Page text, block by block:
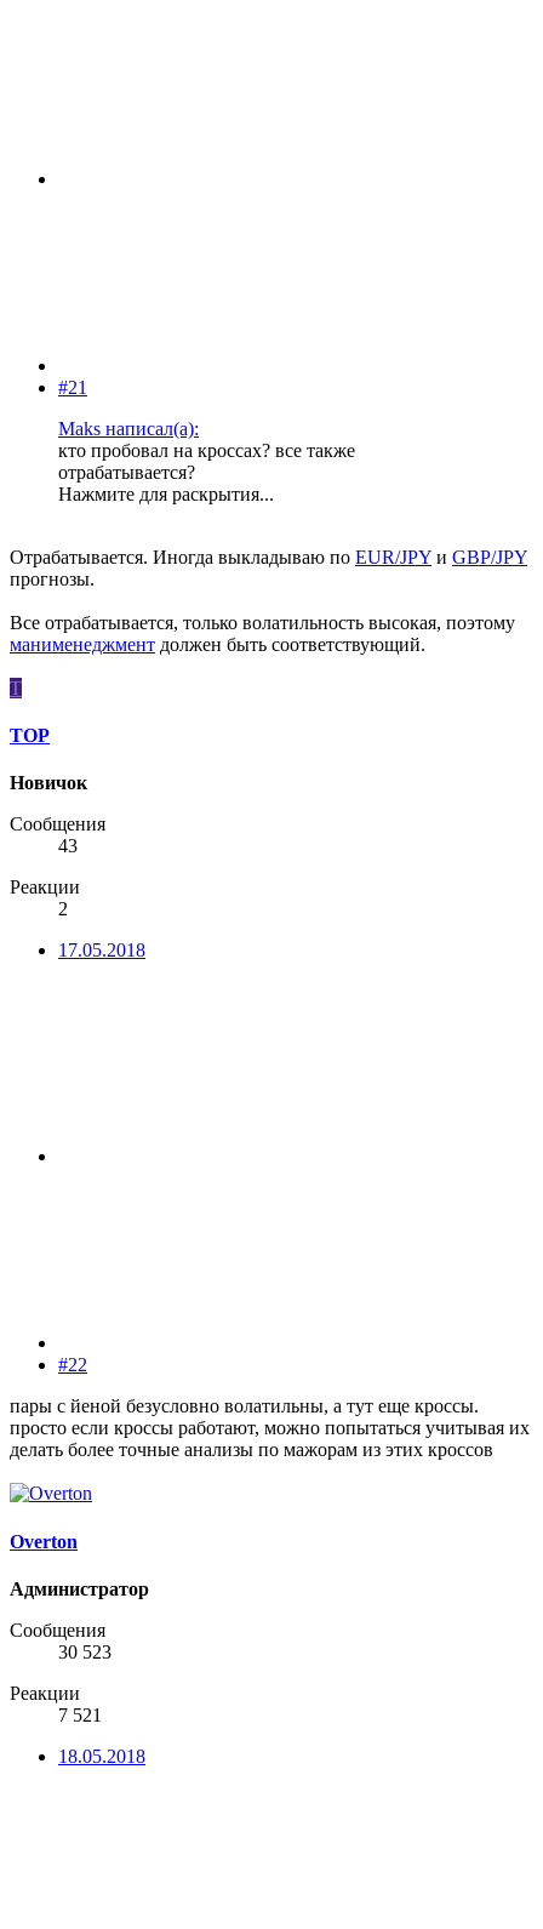
#21
Maks написал(а):
кто пробовал на кроссах? все также
отрабатывается?
Нажмите для раскрытия...
Отрабатывается. Иногда выкладываю по EUR/JPY и GBP/JPY
прогнозы.
Все отрабатывается, только волатильность высокая, поэтому
манименеджмент должен быть соответствующий.
Т
ТОР
Новичок
Сообщения
43
Реакции
2
17.05.2018
#22
пары с йеной безусловно волатильны, а тут еще кроссы.
просто если кроссы работают, можно попытаться учитывая их
делать более точные анализы по мажорам из этих кроссов
Overton
Администратор
Сообщения
30 523
Реакции
7 521
18.05.2018